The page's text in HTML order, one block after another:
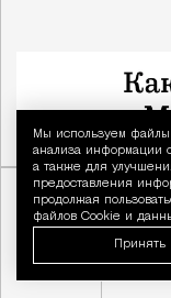
Мы используем
анализа информации
а также для
предоставления
продолжая
файлов Cookie и
Принять